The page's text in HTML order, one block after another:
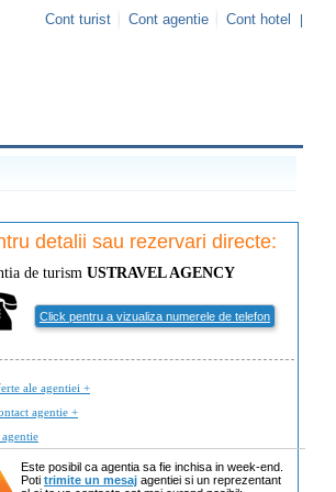
Cont turist Cont agentie Cont hotel
detalii sau rezervari directe:
de turism USTRAVEL AGENCY
Click pentru a vizualiza numerele de telefon
ale agentiei +
agentie +
Este posibil ca agentia sa fie inchisa in week-end.
Poti trimite un mesaj agentiei si un reprezentant